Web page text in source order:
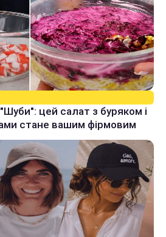
цей салат з буряком і
стане вашим фірмовим